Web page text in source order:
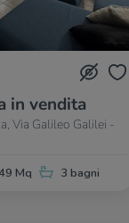
in vendita
Via Galileo Galilei -
Mq 3 bagni